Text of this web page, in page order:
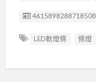
廣告编號
4615898288718508
LED軟燈條 條燈